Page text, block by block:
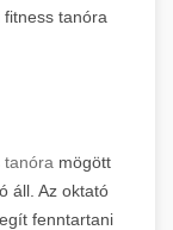
tanóra
tanóra mögött
áll. Az oktató
fenntartani